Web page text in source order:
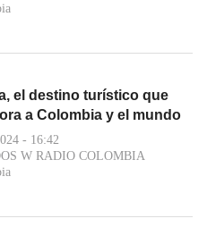
el destino turístico que
a Colombia y el mundo
- 16:42
W RADIO COLOMBIA